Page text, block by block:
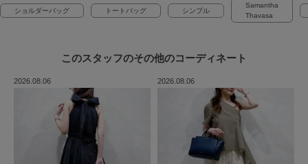
ショルダーバッグ トートバッグ シンプル
Samantha
Thavasa
このスタッフのその他のコーディネート
2026.08.06 2026.08.06